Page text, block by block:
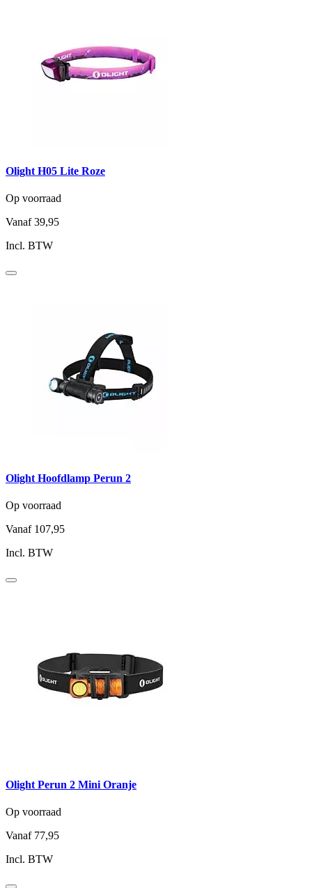
Olight H05 Lite Roze
Op voorraad
Vanaf 39,95
Incl. BTW
Olight Hoofdlamp Perun 2
Op voorraad
Vanaf 107,95
Incl. BTW
Olight Perun 2 Mini Oranje
Op voorraad
Vanaf 77,95
Incl. BTW